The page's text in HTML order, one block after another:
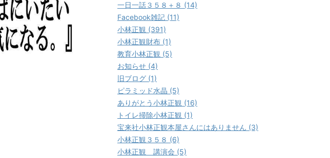
一日一話３５８＋８ (14)
Facebook雑記 (11)
小林正観 (391)
小林正観財布 (1)
教育小林正観 (5)
お知らせ (4)
旧ブログ (1)
ピラミッド水晶 (5)
ありがとう小林正観 (16)
トイレ掃除小林正観 (1)
宝来社小林正観本屋さんにはありません (3)
小林正観３５８ (6)
小林正観 講演会 (5)